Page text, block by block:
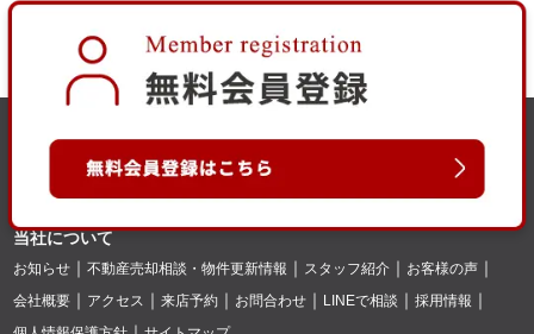
当社について
お知らせ 不動産売却相談・物件更新情報 スタッフ紹介
お客様の声
会社概要
アクセス 来店予約 お問合わせ LINEで相談
採用情報